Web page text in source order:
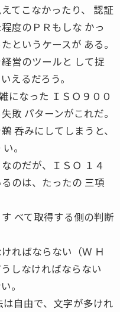
てこなかったり、 認証
度のＰＲもしな かっ
というケースが ある。
営のツールと して捉
えるだろう。
になった ＩＳＯ９００
敗 パターンがこれだ。
呑みにしてしまうと、
。
のだが、ＩＳＯ １４
のは、たったの 三項
べて取得する側の判断
ればならない（Ｗ Ｈ
しなければならない
。
自由で、文字が多けれ